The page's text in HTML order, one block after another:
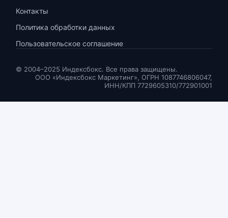
Контакты
Политика обработки данных
Пользовательское соглашение
© 2004–2025 Индексбокс. Все права защищены.
ООО «Индексбокс Маркетинг», ОГРН 1087746806047,
ИНН/КПП 7729605310/772901001